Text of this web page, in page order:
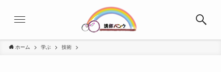
ホーム 学ぶ 技術